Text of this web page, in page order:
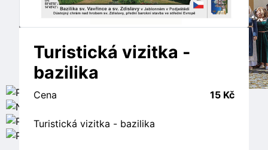
Turistická vizitka -
bazilika
Cena 15 Kč
Turistická vizitka - bazilika